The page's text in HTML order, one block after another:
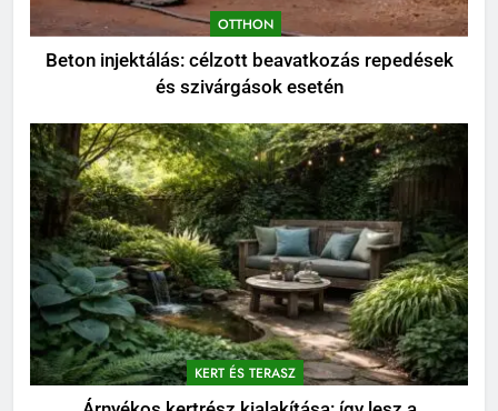
OTTHON
Beton injektálás: célzott beavatkozás repedések
és szivárgások esetén
KERT ÉS TERASZ